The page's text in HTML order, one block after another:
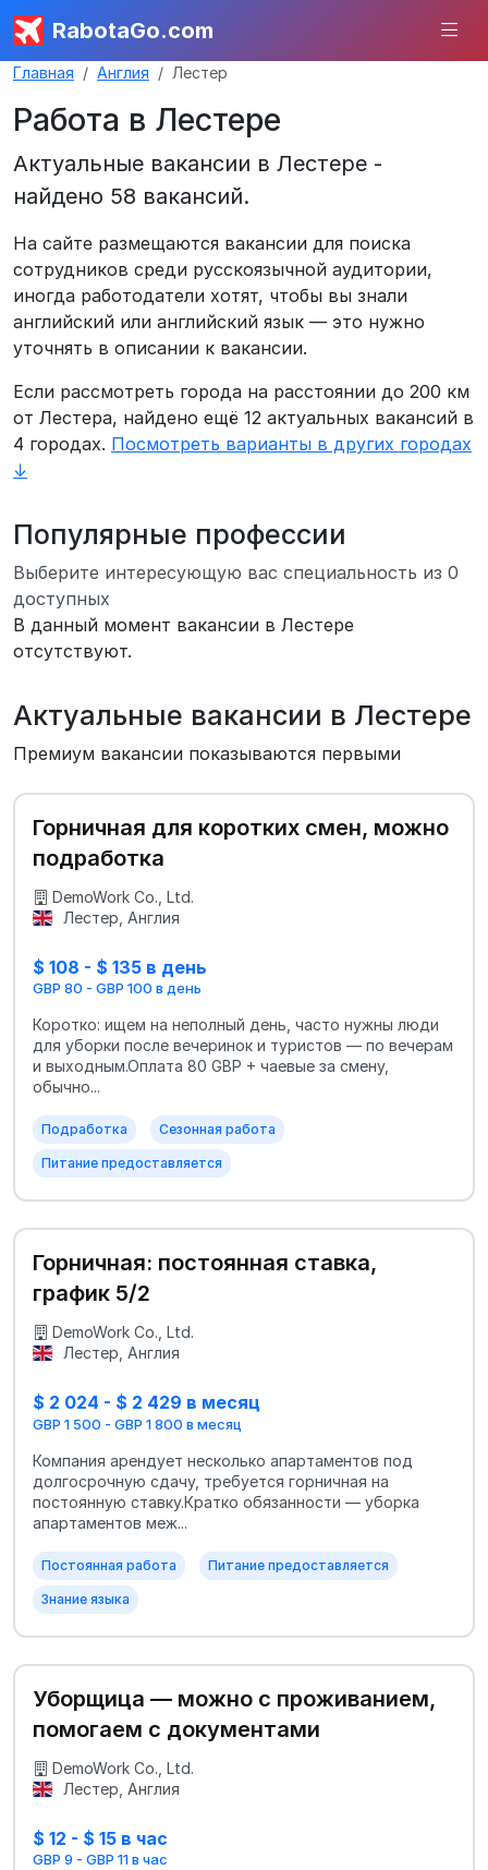
RabotaGo.com
Главная Англия Лестер
Работа в Лестере
Актуальные вакансии в Лестере -
найдено 58 вакансий.
На сайте размещаются вакансии для поиска
сотрудников среди русскоязычной аудитории,
иногда работодатели хотят, чтобы вы знали
английский или английский язык — это нужно
уточнять в описании к вакансии.
Если рассмотреть города на расстоянии до 200 км
от Лестера, найдено ещё 12 актуальных вакансий в
4 городах. Посмотреть варианты в других городах
↓
Популярные профессии
Выберите интересующую вас специальность из 0
доступных
В данный момент вакансии в Лестере
отсутствуют.
Актуальные вакансии в Лестере
Премиум вакансии показываются первыми
Горничная для коротких смен, можно
подработка
DemoWork Co., Ltd.
Лестер, Англия
$ 108 - $ 135 в день
GBP 80 - GBP 100 в день
Коротко: ищем на неполный день, часто нужны люди
для уборки после вечеринок и туристов — по вечерам
и выходным.Оплата 80 GBP + чаевые за смену,
обычно...
Подработка Сезонная работа
Питание предоставляется
Горничная: постоянная ставка,
график 5/2
DemoWork Co., Ltd.
Лестер, Англия
$ 2 024 - $ 2 429 в месяц
GBP 1 500 - GBP 1 800 в месяц
Компания арендует несколько апартаментов под
долгосрочную сдачу, требуется горничная на
постоянную ставку.Кратко обязанности — уборка
апартаментов меж...
Постоянная работа Питание предоставляется
Знание языка
Уборщица — можно с проживанием,
помогаем с документами
DemoWork Co., Ltd.
Лестер, Англия
$ 12 - $ 15 в час
GBP 9 - GBP 11 в час